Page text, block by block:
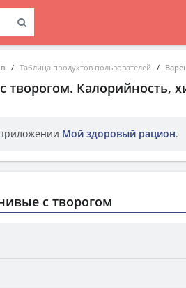
Таблица продуктов пользователей
творогом. Калорийность,
Мой здоровый рацион.
с творогом